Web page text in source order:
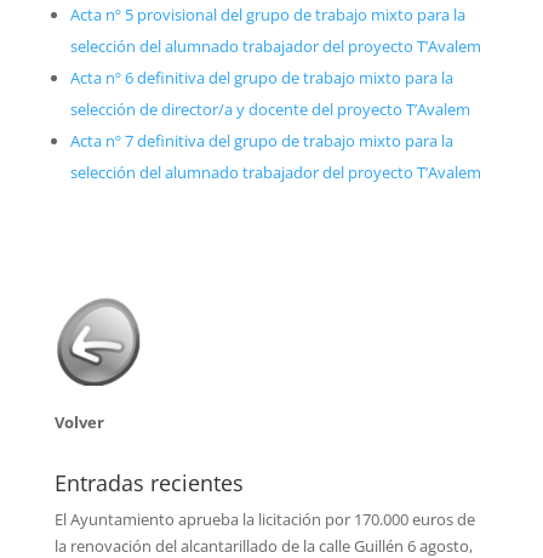
Acta nº 5 provisional del grupo de trabajo mixto para la
selección del alumnado trabajador del proyecto T’Avalem
Acta nº 6 definitiva del grupo de trabajo mixto para la
selección de director/a y docente del proyecto T’Avalem
Acta nº 7 definitiva del grupo de trabajo mixto para la
selección del alumnado trabajador del proyecto T’Avalem
Volver
Entradas recientes
El Ayuntamiento aprueba la licitación por 170.000 euros de
la renovación del alcantarillado de la calle Guillén 6 agosto,